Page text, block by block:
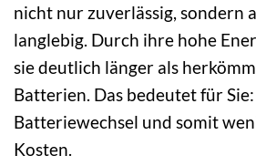
nicht nur zuverlässig, sondern
langlebig. Durch ihre hohe
sie deutlich länger als
Batterien. Das bedeutet für
Batteriewechsel und somit
Kosten.